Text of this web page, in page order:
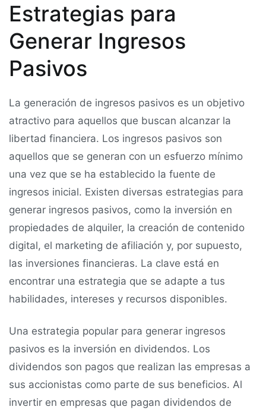
Estrategias para
Generar Ingresos
Pasivos
La generación de ingresos pasivos es un objetivo
atractivo para aquellos que buscan alcanzar la
libertad financiera. Los ingresos pasivos son
aquellos que se generan con un esfuerzo mínimo
una vez que se ha establecido la fuente de
ingresos inicial. Existen diversas estrategias para
generar ingresos pasivos, como la inversión en
propiedades de alquiler, la creación de contenido
digital, el marketing de afiliación y, por supuesto,
las inversiones financieras. La clave está en
encontrar una estrategia que se adapte a tus
habilidades, intereses y recursos disponibles.
Una estrategia popular para generar ingresos
pasivos es la inversión en dividendos. Los
dividendos son pagos que realizan las empresas a
sus accionistas como parte de sus beneficios. Al
invertir en empresas que pagan dividendos de